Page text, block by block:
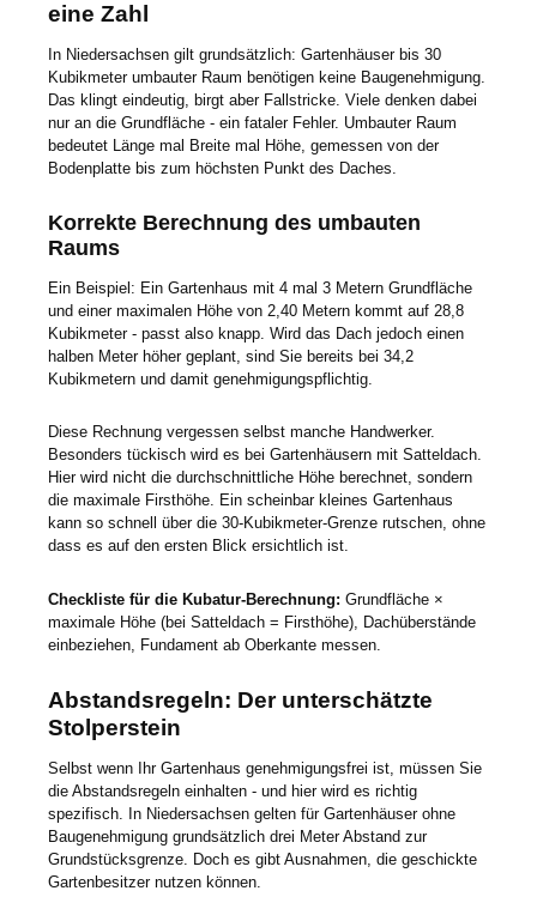
eine Zahl
In Niedersachsen gilt grundsätzlich: Gartenhäuser bis 30
Kubikmeter umbauter Raum benötigen keine Baugenehmigung.
Das klingt eindeutig, birgt aber Fallstricke. Viele denken dabei
nur an die Grundfläche - ein fataler Fehler. Umbauter Raum
bedeutet Länge mal Breite mal Höhe, gemessen von der
Bodenplatte bis zum höchsten Punkt des Daches.
Korrekte Berechnung des umbauten
Raums
Ein Beispiel: Ein Gartenhaus mit 4 mal 3 Metern Grundfläche
und einer maximalen Höhe von 2,40 Metern kommt auf 28,8
Kubikmeter - passt also knapp. Wird das Dach jedoch einen
halben Meter höher geplant, sind Sie bereits bei 34,2
Kubikmetern und damit genehmigungspflichtig.
Diese Rechnung vergessen selbst manche Handwerker.
Besonders tückisch wird es bei Gartenhäusern mit Satteldach.
Hier wird nicht die durchschnittliche Höhe berechnet, sondern
die maximale Firsthöhe. Ein scheinbar kleines Gartenhaus
kann so schnell über die 30-Kubikmeter-Grenze rutschen, ohne
dass es auf den ersten Blick ersichtlich ist.
Checkliste für die Kubatur-Berechnung: Grundfläche ×
maximale Höhe (bei Satteldach = Firsthöhe), Dachüberstände
einbeziehen, Fundament ab Oberkante messen.
Abstandsregeln: Der unterschätzte
Stolperstein
Selbst wenn Ihr Gartenhaus genehmigungsfrei ist, müssen Sie
die Abstandsregeln einhalten - und hier wird es richtig
spezifisch. In Niedersachsen gelten für Gartenhäuser ohne
Baugenehmigung grundsätzlich drei Meter Abstand zur
Grundstücksgrenze. Doch es gibt Ausnahmen, die geschickte
Gartenbesitzer nutzen können.